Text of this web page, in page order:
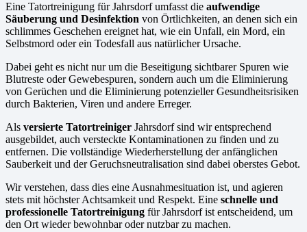
Eine Tatortreinigung für Jahrsdorf umfasst die aufwendige
Säuberung und Desinfektion von Örtlichkeiten, an denen sich ein
schlimmes Geschehen ereignet hat, wie ein Unfall, ein Mord, ein
Selbstmord oder ein Todesfall aus natürlicher Ursache.
Dabei geht es nicht nur um die Beseitigung sichtbarer Spuren wie
Blutreste oder Gewebespuren, sondern auch um die Eliminierung
von Gerüchen und die Eliminierung potenzieller Gesundheitsrisiken
durch Bakterien, Viren und andere Erreger.
Als versierte Tatortreiniger Jahrsdorf sind wir entsprechend
ausgebildet, auch versteckte Kontaminationen zu finden und zu
entfernen. Die vollständige Wiederherstellung der anfänglichen
Sauberkeit und der Geruchsneutralisation sind dabei oberstes Gebot.
Wir verstehen, dass dies eine Ausnahmesituation ist, und agieren
stets mit höchster Achtsamkeit und Respekt. Eine schnelle und
professionelle Tatortreinigung für Jahrsdorf ist entscheidend, um
den Ort wieder bewohnbar oder nutzbar zu machen.